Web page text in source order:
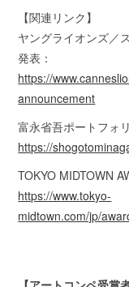
【関連リンク】
ヤングライオンズ／
発表：
https://
announcement
富永省吾ポートフォ
https://
TOKYO MIDTOWN
https://www.tokyo-
midtown.com/jp/